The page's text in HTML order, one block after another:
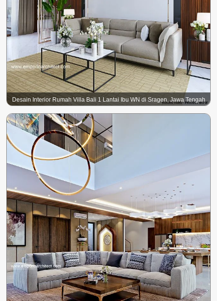
Desain Interior Rumah Villa Bali 1 Lantai Ibu WN di Sragen, Jawa Tengah